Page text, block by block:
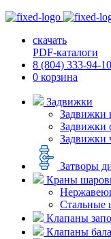
скачать
PDF-каталоги
8 (804) 333-94-10
0 корзина
Задвижки
Задвижки
Задвижки
Задвижки
Затворы
Краны
Стальные
Клапаны
Клапаны